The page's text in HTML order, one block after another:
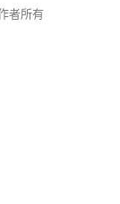
者所有